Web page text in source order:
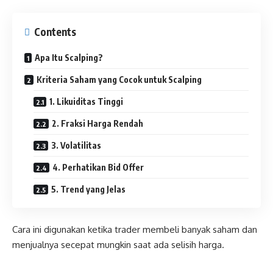
Contents
Apa Itu Scalping?
Kriteria Saham yang Cocok untuk Scalping
1. Likuiditas Tinggi
2. Fraksi Harga Rendah
3. Volatilitas
4. Perhatikan Bid Offer
5. Trend yang Jelas
Cara ini digunakan ketika trader membeli banyak saham dan
menjualnya secepat mungkin saat ada selisih harga.